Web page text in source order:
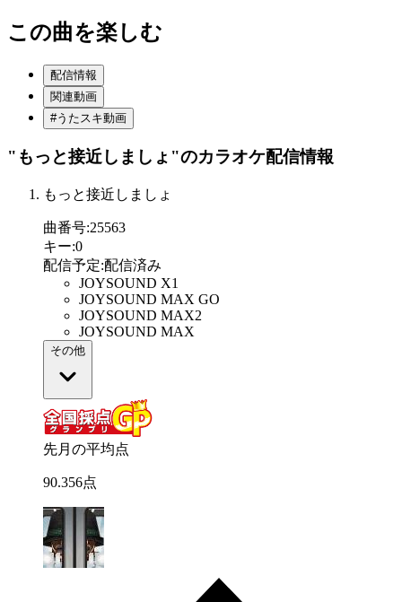
この曲を楽しむ
配信情報
関連動画
#うたスキ動画
"もっと接近しましょ"のカラオケ配信情報
もっと接近しましょ
曲番号:25563
キー:0
配信予定:配信済み
JOYSOUND X1
JOYSOUND MAX GO
JOYSOUND MAX2
JOYSOUND MAX
その他
先月の平均点
90.356点